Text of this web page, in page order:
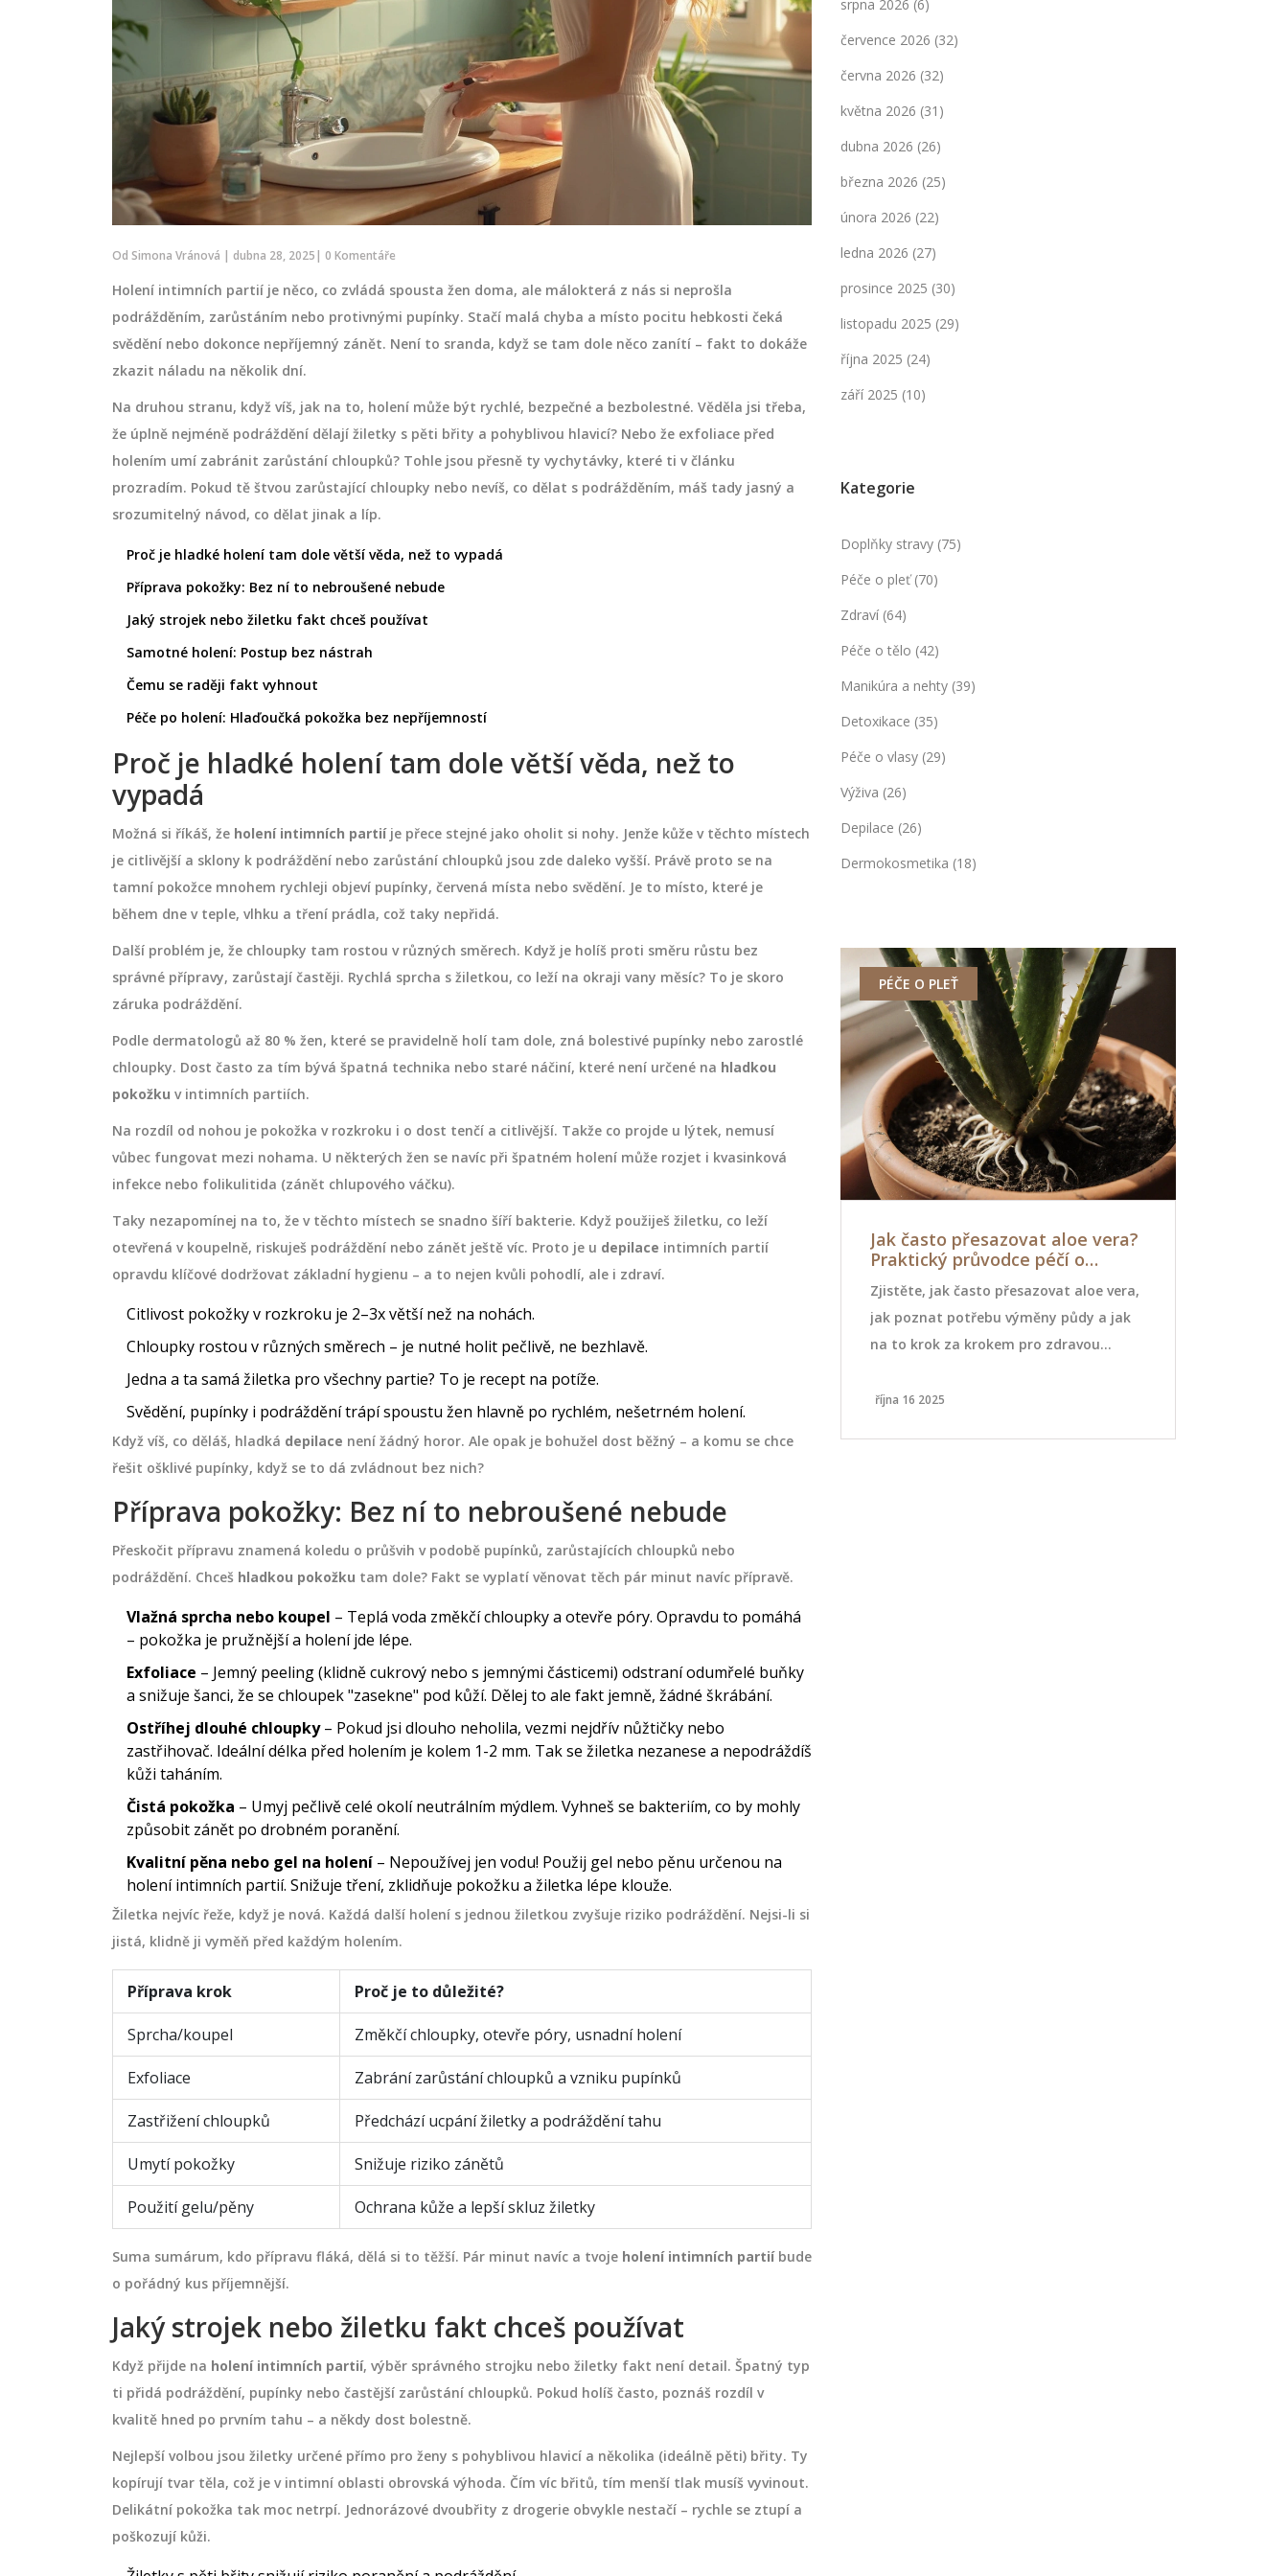
Od Simona Vránová | dubna 28, 2025| 0 Komentáře
Holení intimních partií je něco, co zvládá spousta žen doma, ale málokterá z nás si neprošla
podrážděním, zarůstáním nebo protivnými pupínky. Stačí malá chyba a místo pocitu hebkosti čeká
svědění nebo dokonce nepříjemný zánět. Není to sranda, když se tam dole něco zanítí – fakt to dokáže
zkazit náladu na několik dní.
Na druhou stranu, když víš, jak na to, holení může být rychlé, bezpečné a bezbolestné. Věděla jsi třeba,
že úplně nejméně podráždění dělají žiletky s pěti břity a pohyblivou hlavicí? Nebo že exfoliace před
holením umí zabránit zarůstání chloupků? Tohle jsou přesně ty vychytávky, které ti v článku
prozradím. Pokud tě štvou zarůstající chloupky nebo nevíš, co dělat s podrážděním, máš tady jasný a
srozumitelný návod, co dělat jinak a líp.
Proč je hladké holení tam dole větší věda, než to vypadá
Příprava pokožky: Bez ní to nebroušené nebude
Jaký strojek nebo žiletku fakt chceš používat
Samotné holení: Postup bez nástrah
Čemu se raději fakt vyhnout
Péče po holení: Hlaďoučká pokožka bez nepříjemností
Proč je hladké holení tam dole větší věda, než to
vypadá
Možná si říkáš, že holení intimních partiíje přece stejné jako oholit si nohy. Jenže kůže v těchto místech
je citlivější a sklony k podráždění nebo zarůstání chloupků jsou zde daleko vyšší. Právě proto se na
tamní pokožce mnohem rychleji objeví pupínky, červená místa nebo svědění. Je to místo, které je
během dne v teple, vlhku a tření prádla, což taky nepřidá.
Další problém je, že chloupky tam rostou v různých směrech. Když je holíš proti směru růstu bez
správné přípravy, zarůstají častěji. Rychlá sprcha s žiletkou, co leží na okraji vany měsíc? To je skoro
záruka podráždění.
Podle dermatologů až 80 % žen, které se pravidelně holí tam dole, zná bolestivé pupínky nebo zarostlé
chloupky. Dost často za tím bývá špatná technika nebo staré náčiní, které není určené na hladkou
pokožku v intimních partiích.
Na rozdíl od nohou je pokožka v rozkroku i o dost tenčí a citlivější. Takže co projde u lýtek, nemusí
vůbec fungovat mezi nohama. U některých žen se navíc při špatném holení může rozjet i kvasinková
infekce nebo folikulitida (zánět chlupového váčku).
Taky nezapomínej na to, že v těchto místech se snadno šíří bakterie. Když použiješ žiletku, co leží
otevřená v koupelně, riskuješ podráždění nebo zánět ještě víc. Proto je u depilace intimních partií
opravdu klíčové dodržovat základní hygienu – a to nejen kvůli pohodlí, ale i zdraví.
Citlivost pokožky v rozkroku je 2–3x větší než na nohách.
Chloupky rostou v různých směrech – je nutné holit pečlivě, ne bezhlavě.
Jedna a ta samá žiletka pro všechny partie? To je recept na potíže.
Svědění, pupínky i podráždění trápí spoustu žen hlavně po rychlém, nešetrném holení.
Když víš, co děláš, hladká depilace není žádný horor. Ale opak je bohužel dost běžný – a komu se chce
řešit ošklivé pupínky, když se to dá zvládnout bez nich?
Příprava pokožky: Bez ní to nebroušené nebude
Přeskočit přípravu znamená koledu o průšvih v podobě pupínků, zarůstajících chloupků nebo
podráždění. Chceš hladkou pokožku tam dole? Fakt se vyplatí věnovat těch pár minut navíc přípravě.
Vlažná sprcha nebo koupel – Teplá voda změkčí chloupky a otevře póry. Opravdu to pomáhá
– pokožka je pružnější a holení jde lépe.
Exfoliace – Jemný peeling (klidně cukrový nebo s jemnými částicemi) odstraní odumřelé buňky
a snižuje šanci, že se chloupek "zasekne" pod kůží. Dělej to ale fakt jemně, žádné škrábání.
Ostříhej dlouhé chloupky– Pokud jsi dlouho neholila, vezmi nejdřív nůžtičky nebo
zastřihovač. Ideální délka před holením je kolem 1-2 mm. Tak se žiletka nezanese a nepodráždíš
kůži taháním.
Čistá pokožka – Umyj pečlivě celé okolí neutrálním mýdlem. Vyhneš se bakteriím, co by mohly
způsobit zánět po drobném poranění.
Kvalitní pěna nebo gel na holení – Nepoužívej jen vodu! Použij gel nebo pěnu určenou na
holení intimních partií. Snižuje tření, zklidňuje pokožku a žiletka lépe klouže.
Žiletka nejvíc řeže, když je nová. Každá další holení s jednou žiletkou zvyšuje riziko podráždění. Nejsi-li si
jistá, klidně ji vyměň před každým holením.
Příprava krok Proč je to důležité?
Sprcha/koupel Změkčí chloupky, otevře póry, usnadní holení
Exfoliace Zabrání zarůstání chloupků a vzniku pupínků
Zastřižení chloupků Předchází ucpání žiletky a podráždění tahu
Umytí pokožky Snižuje riziko zánětů
Použití gelu/pěny Ochrana kůže a lepší skluz žiletky
Suma sumárum, kdo přípravu fláká, dělá si to těžší. Pár minut navíc a tvoje holení intimních partiíbude
o pořádný kus příjemnější.
Jaký strojek nebo žiletku fakt chceš používat
Když přijde na holení intimních partií, výběr správného strojku nebo žiletky fakt není detail. Špatný typ
ti přidá podráždění, pupínky nebo častější zarůstání chloupků. Pokud holíš často, poznáš rozdíl v
kvalitě hned po prvním tahu – a někdy dost bolestně.
Nejlepší volbou jsou žiletky určené přímo pro ženy s pohyblivou hlavicí a několika (ideálně pěti) břity. Ty
kopírují tvar těla, což je v intimní oblasti obrovská výhoda. Čím víc břitů, tím menší tlak musíš vyvinout.
Delikátní pokožka tak moc netrpí. Jednorázové dvoubřity z drogerie obvykle nestačí – rychle se ztupí a
poškozují kůži.
srpna 2026 (6)
července 2026 (32)
června 2026 (32)
května 2026 (31)
dubna 2026 (26)
března 2026 (25)
února 2026 (22)
ledna 2026 (27)
prosince 2025 (30)
listopadu 2025 (29)
října 2025 (24)
září 2025 (10)
Kategorie
Doplňky stravy (75)
Péče o pleť(70)
Zdraví (64)
Péče o tělo (42)
Manikúra a nehty (39)
Detoxikace (35)
Péče o vlasy (29)
Výživa (26)
Depilace (26)
Dermokosmetika (18)
vaší pleti:
jej správně vybrat
různé
DOPLŇKY STRAVY
Která probiotika jsou nejlepší?
Průvodce výběrem podle kmenů
a účelu
Poradíme, na co si dát pozor při nákupu,
které kmeny laktobacilů a bifidobakterií
jsou ověřené a proč kombinace s
DOPLŇKY STRAVY
Jak přírodně zastavit průjem:
Probiotika jako pomocníci
rutinu. Probiotika nabízejí přirozené
řešení, které může pomoci obnovit
příznaky. Objevte, jak fungují probiotika
a které potraviny obsahují ty nejlepší
triků a preventivních opatření, která
PÉČE O PLEŤ
Jak často přesazovat aloe vera?
Praktický průvodce péčí o
Zjistěte, jak často přesazovat aloe vera,
jak poznat potřebu výměny půdy a jak
na to krok za krokem pro zdravou
října 16 2025